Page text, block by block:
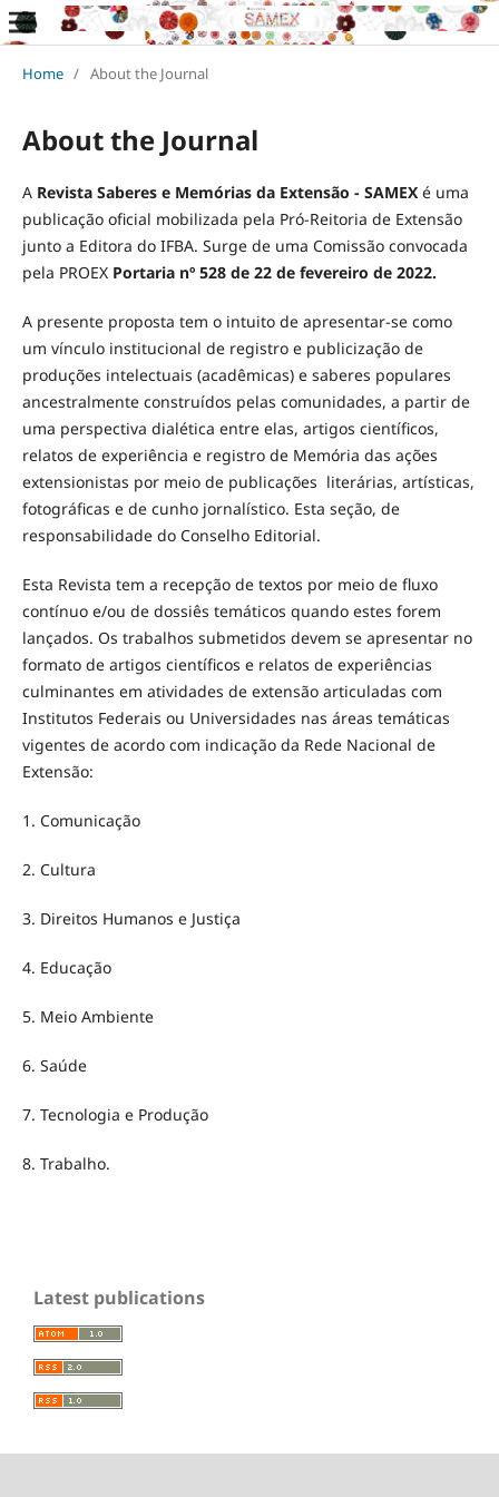
Home / About the Journal
About the Journal
A Revista Saberes e Memórias da Extensão - SAMEX é uma
publicação oficial mobilizada pela Pró-Reitoria de Extensão
junto a Editora do IFBA. Surge de uma Comissão convocada
pela PROEX Portaria nº 528 de 22 de fevereiro de 2022.
A presente proposta tem o intuito de apresentar-se como
um vínculo institucional de registro e publicização de
produções intelectuais (acadêmicas) e saberes populares
ancestralmente construídos pelas comunidades, a partir de
uma perspectiva dialética entre elas, artigos científicos,
relatos de experiência e registro de Memória das ações
extensionistas por meio de publicações literárias, artísticas,
fotográficas e de cunho jornalístico. Esta seção, de
responsabilidade do Conselho Editorial.
Esta Revista tem a recepção de textos por meio de fluxo
contínuo e/ou de dossiês temáticos quando estes forem
lançados. Os trabalhos submetidos devem se apresentar no
formato de artigos científicos e relatos de experiências
culminantes em atividades de extensão articuladas com
Institutos Federais ou Universidades nas áreas temáticas
vigentes de acordo com indicação da Rede Nacional de
Extensão:
1. Comunicação
2. Cultura
3. Direitos Humanos e Justiça
4. Educação
5. Meio Ambiente
6. Saúde
7. Tecnologia e Produção
8. Trabalho.
Latest publications